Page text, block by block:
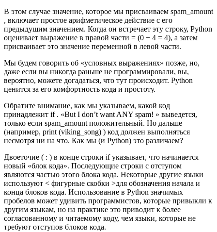
В этом случае значение, которое мы присваиваем spam_amount
, включает простое арифметическое действие с его
предыдущим значением. Когда он встречает эту строку, Python
оценивает выражение в правой части = (0 + 4 = 4), а затем
присваивает это значение переменной в левой части.
Мы будем говорить об «условных выражениях» позже, но,
даже если вы никогда раньше не программировали, вы,
вероятно, можете догадаться, что тут происходит. Python
ценится за его комфортность кода и простоту.
Обратите внимание, как мы указываем, какой код
принадлежит if . «But I don’t want ANY spam! » выведется,
только если spam_amount положительный. Но дальше
(например, print (viking_song) ) код должен выполняться
несмотря ни на что. Как мы (и Python) это различаем?
Двоеточие ( : ) в конце строки if указывает, что начинается
новый «блок кода». Последующие строки с отступом
являются частью этого блока кода. Некоторые другие языки
используют < фигурные скобки >для обозначения начала и
конца блоков кода. Использование в Python значимых
пробелов может удивить программистов, которые привыкли к
другим языкам, но на практике это приводит к более
согласованному и читаемому коду, чем языки, которые не
требуют отступов блоков кода.